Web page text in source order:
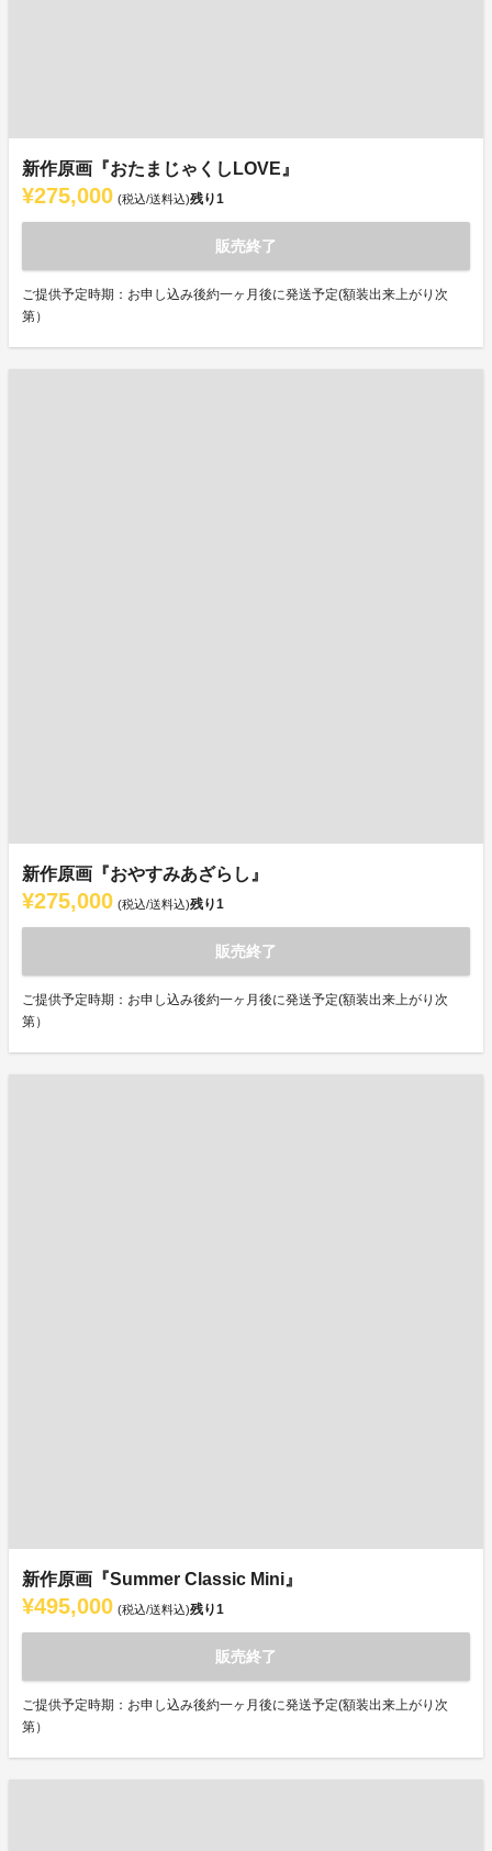
新作原画『おたまじゃくしLOVE』
¥275,000 (税込/送料込)残り1
販売終了
ご提供予定時期：お申し込み後約一ヶ月後に発送予定(額装出来上がり次
第）
新作原画『おやすみあざらし』
¥275,000 (税込/送料込)残り1
販売終了
ご提供予定時期：お申し込み後約一ヶ月後に発送予定(額装出来上がり次
第）
新作原画『Summer Classic Mini』
¥495,000 (税込/送料込)残り1
販売終了
ご提供予定時期：お申し込み後約一ヶ月後に発送予定(額装出来上がり次
第）